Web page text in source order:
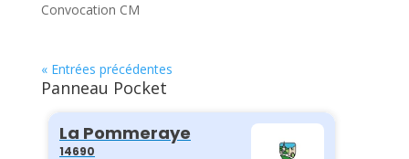
Convocation CM
« Entrées précédentes
Panneau Pocket